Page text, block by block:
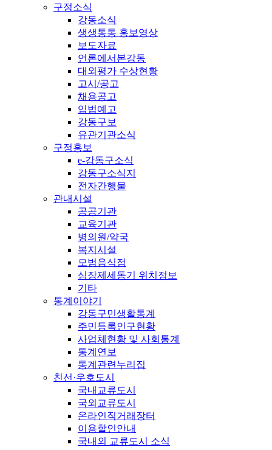
구정소식
강동소식
생생통통 홍보영상
보도자료
언론에서본강동
대외평가 수상현황
고시/공고
채용공고
입법예고
강동구보
유관기관소식
구정홍보
e-강동구소식
강동구소식지
전자간행물
관내시설
공공기관
교육기관
병의원/약국
복지시설
모범음식점
심장제세동기 위치정보
기타
통계이야기
강동구민생활통계
주민등록인구현황
사업체현황 및 사회통계
통계연보
통계관련누리집
친선·우호도시
국내교류도시
국외교류도시
온라인직거래장터
이용할인안내
국내외 교류도시 소식